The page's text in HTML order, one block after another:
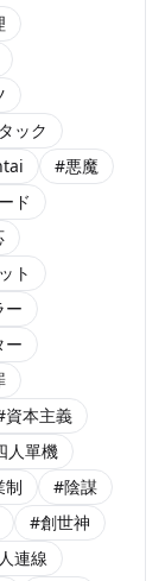
ック
#悪魔
ド
ト
ー
ー
資本主義
人單機
制
#陰謀
#創世神
連線